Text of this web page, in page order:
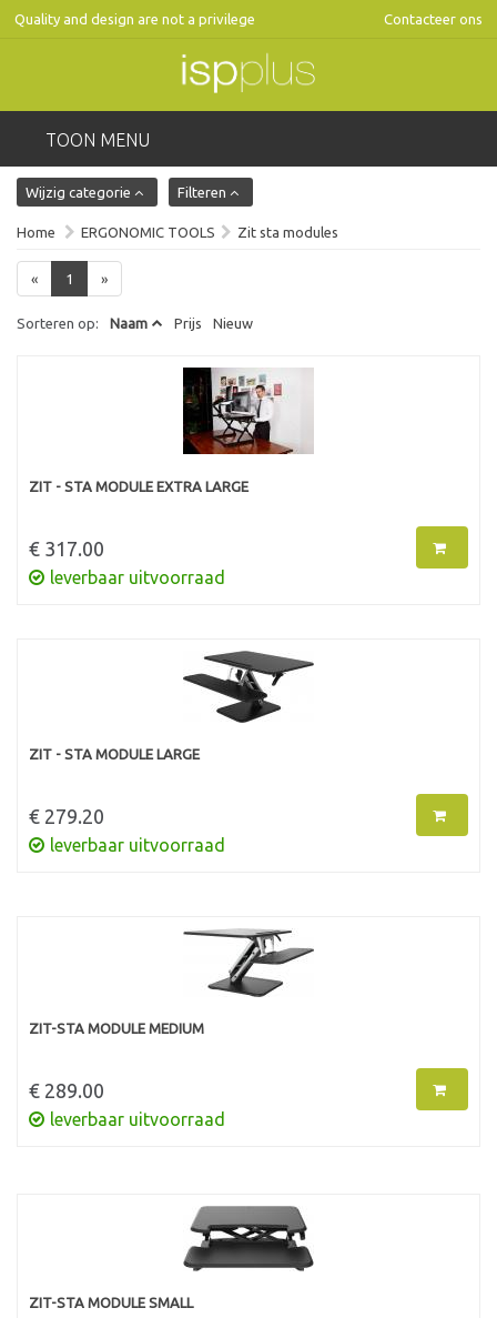
Quality and design are not a privilege Contacteer ons
TOON MENU
Wijzig categorie Filteren
Home ERGONOMIC TOOLS Zit sta modules
« 1 »
Sorteren op: Naam Prijs Nieuw
ZIT - STA MODULE EXTRA LARGE
€ 317.00
leverbaar uitvoorraad
ZIT - STA MODULE LARGE
€ 279.20
leverbaar uitvoorraad
ZIT-STA MODULE MEDIUM
€ 289.00
leverbaar uitvoorraad
ZIT-STA MODULE SMALL